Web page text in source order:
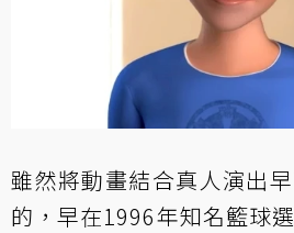
雖然將動畫結合真人演出
的，早在1996年知名籃球